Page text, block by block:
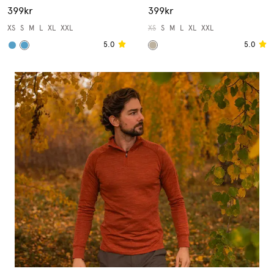
399kr
XS S M L XL XXL
5.0
399kr
XS S M L XL XXL
5.0